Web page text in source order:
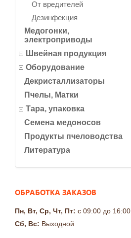
От вредителей
Дезинфекция
Медогонки,
электроприводы
Швейная продукция
Оборудование
Декристаллизаторы
Пчелы, Матки
Тара, упаковка
Семена медоносов
Продукты пчеловодства
Литература
ОБРАБОТКА ЗАКАЗОВ
Пн, Вт, Ср, Чт, Пт: с 09:00 до 16:00
Сб, Вс: Выходной